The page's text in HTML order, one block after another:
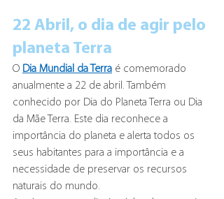
22 Abril, o dia de agir pelo
planeta Terra
O Dia Mundial da Terra é comemorado
anualmente a 22 de abril. Também
conhecido por Dia do Planeta Terra ou Dia
da Mãe Terra. Este dia reconhece a
importância do planeta e alerta todos os
seus habitantes para a importância e a
necessidade de preservar os recursos
naturais do mundo.